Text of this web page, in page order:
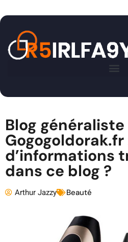
Blog généraliste
d’informations
dans ce blog ?
Arthur Jazzy Beauté